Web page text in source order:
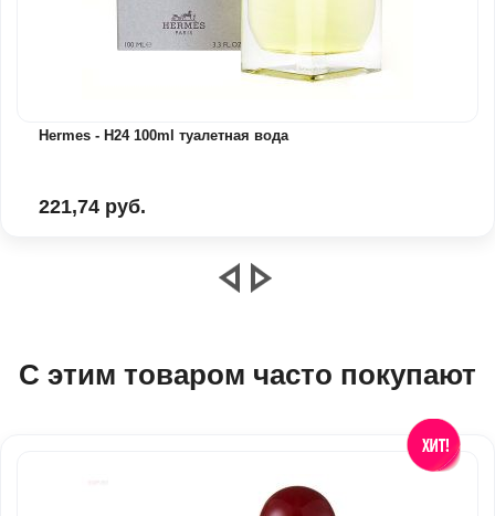
Hermes - H24 100ml туалетная вода
221,74 руб.
С этим товаром часто покупают